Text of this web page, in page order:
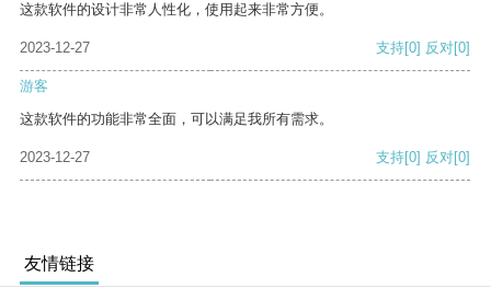
这款软件的设计非常人性化，使用起来非常方便。
2023-12-27 支持[0] 反对[0]
游客
这款软件的功能非常全面，可以满足我所有需求。
2023-12-27 支持[0] 反对[0]
友情链接